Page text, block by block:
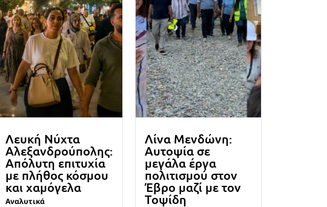
Λευκή Νύχτα
Αλεξανδρούπολης:
Απόλυτη επιτυχία
με πλήθος κόσμου
και χαμόγελα
Αναλυτικά
Λίνα Μενδώνη:
Αυτοψία σε
μεγάλα έργα
πολιτισμού στον
Έβρο μαζί με τον
Τοψίδη